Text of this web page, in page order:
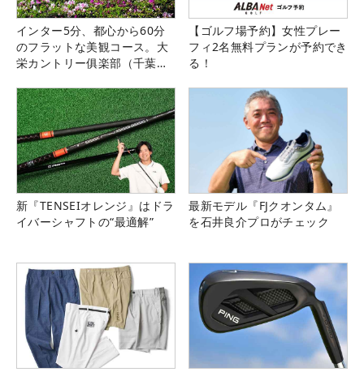
インター5分、都心から60分
のフラットな美観コース。大
栄カントリー俱楽部（千葉
【ゴルフ場予約】女性プレー
フィ2名無料プランが予約でき
る！
新『TENSEIオレンジ』はドラ
イバーシャフトの“最適解”
最新モデル『FJクオンタム』
を石井良介プロがチェック